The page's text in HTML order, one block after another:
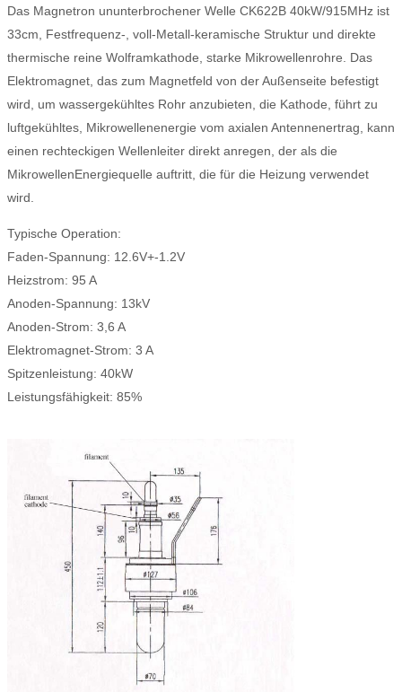
Das Magnetron ununterbrochener Welle CK622B 40kW/915MHz ist
33cm, Festfrequenz-, voll-Metall-keramische Struktur und direkte
thermische reine Wolframkathode, starke Mikrowellenrohre. Das
Elektromagnet, das zum Magnetfeld von der Außenseite befestigt
wird, um wassergekühltes Rohr anzubieten, die Kathode, führt zu
luftgekühltes, Mikrowellenenergie vom axialen Antennenertrag, kann
einen rechteckigen Wellenleiter direkt anregen, der als die
MikrowellenEnergiequelle auftritt, die für die Heizung verwendet
wird.
Typische Operation:
Faden-Spannung: 12.6V+-1.2V
Heizstrom: 95 A
Anoden-Spannung: 13kV
Anoden-Strom: 3,6 A
Elektromagnet-Strom: 3 A
Spitzenleistung: 40kW
Leistungsfähigkeit: 85%